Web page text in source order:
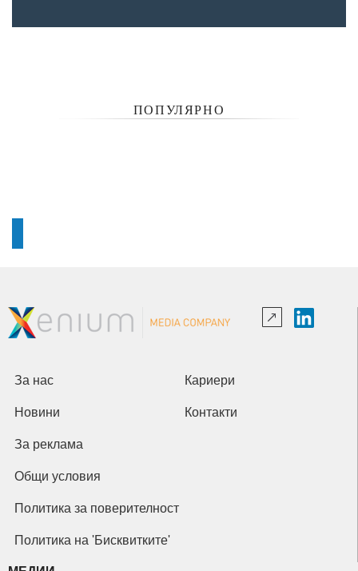
ПОПУЛЯРНО
За нас Кариери
Новини Контакти
За реклама
Общи условия
Политика за поверителност
Политика на 'Бисквитките'